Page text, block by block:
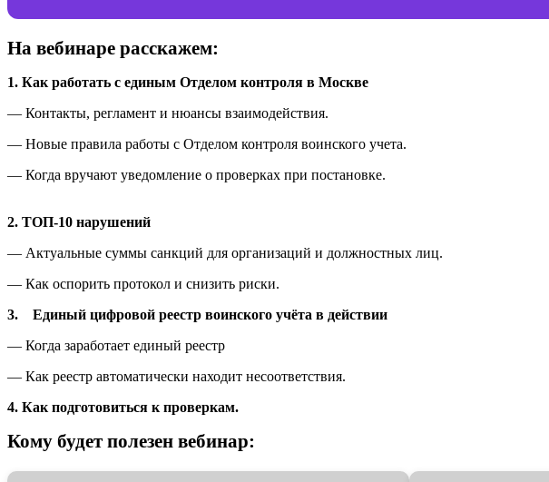
На вебинаре расскажем:
1. Как работать с единым Отделом контроля в Москве
— Контакты, регламент и нюансы взаимодействия.
— Новые правила работы с Отделом контроля воинского учета.
— Когда вручают уведомление о проверках при постановке.
2. ТОП-10 нарушений
— Актуальные суммы санкций для организаций и должностных лиц.
— Как оспорить протокол и снизить риски.
3. Единый цифровой реестр воинского учёта в действии
— Когда заработает единый реестр
— Как реестр автоматически находит несоответствия.
4. Как подготовиться к проверкам.
Кому будет полезен вебинар: